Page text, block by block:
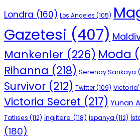
Londra (160) Los Angeles (105)
Gazetesi (407)
Mankenler (226) Moda
Rihanna (218) Serenay Sarıkaya
Survivor (212) Twitter(109)
Victoria Secret (217) Yunan
Tatlıses (112) İngiltere (118) İspanya (112)
(180)